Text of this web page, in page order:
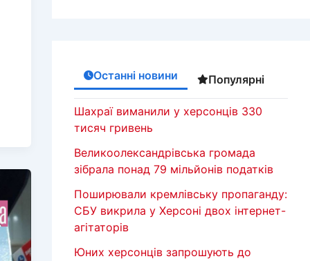
Останні новини Популярні
Шахраї виманили у херсонців 330
тисяч гривень
Великоолександрівська громада
зібрала понад 79 мільйонів податків
Поширювали кремлівську пропаганду:
СБУ викрила у Херсоні двох інтернет-
агітаторів
Юних херсонців запрошують до